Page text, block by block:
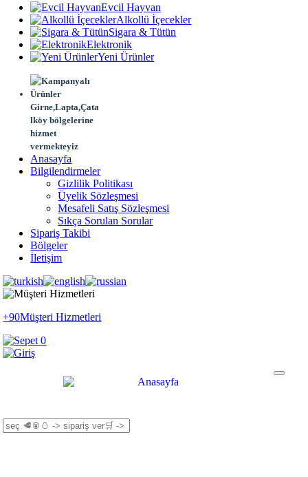
Evcil Hayvan
Alkollü İçecekler
Sigara & Tütün
Elektronik
Yeni Ürünler
Girne,Lapta,Çata
lköy bölgelerine
hizmet
vermekteyiz
Anasayfa
Bilgilendirmeler
Gizlilik Politikası
Üyelik Sözleşmesi
Mesafeli Satış Sözleşmesi
Sıkça Sorulan Sorular
Sipariş Takibi
Bölgeler
İletişim
+90Müşteri Hizmetleri
0